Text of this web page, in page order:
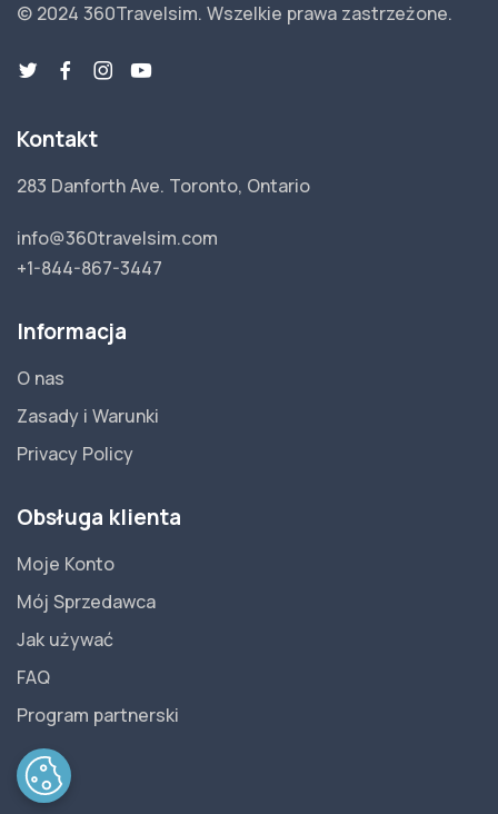
© 2024 360Travelsim. Wszelkie prawa zastrzeżone.
Kontakt
283 Danforth Ave. Toronto, Ontario
info@360travelsim.com
+1-844-867-3447
Informacja
O nas
Zasady i Warunki
Privacy Policy
Obsługa klienta
Moje Konto
Mój Sprzedawca
Jak używać
FAQ
Program partnerski